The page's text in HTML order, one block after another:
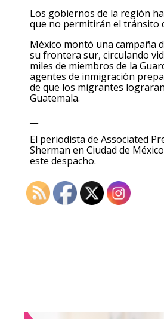
Los gobiernos de la región
que no permitirán el tránsito
México montó una campaña
su frontera sur, circulando
miles de miembros de la
agentes de inmigración
de que los migrantes
Guatemala.
El periodista de Associated
Sherman en Ciudad de
este despacho.